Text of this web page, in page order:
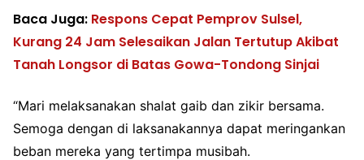
Baca Juga: Respons Cepat Pemprov Sulsel,
Kurang 24 Jam Selesaikan Jalan Tertutup Akibat
Tanah Longsor di Batas Gowa-Tondong Sinjai
“Mari melaksanakan shalat gaib dan zikir bersama.
Semoga dengan di laksanakannya dapat meringankan
beban mereka yang tertimpa musibah.